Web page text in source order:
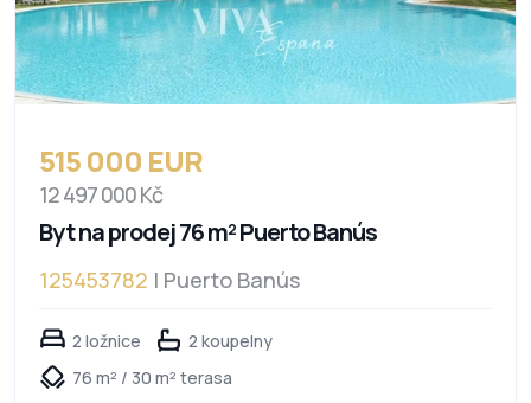
515 000 EUR
12 497 000 Kč
Byt na prodej 76 m² Puerto Banús
125453782 | Puerto Banús
2 ložnice
2 koupelny
76 m² / 30 m² terasa